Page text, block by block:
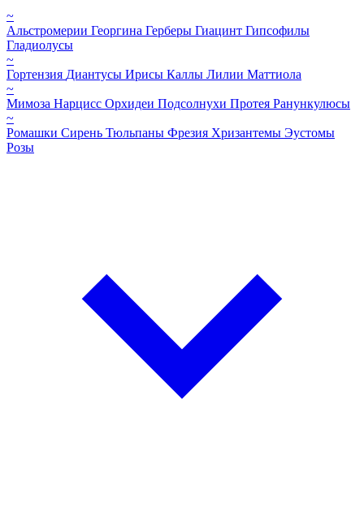
~
Альстромерии Георгина Герберы Гиацинт Гипсофилы
Гладиолусы
~
Гортензия Диантусы Ирисы Каллы Лилии Маттиола
~
Мимоза Нарцисс Орхидеи Подсолнухи Протея Ранункулюсы
~
Ромашки Сирень Тюльпаны Фрезия Хризантемы Эустомы
Розы